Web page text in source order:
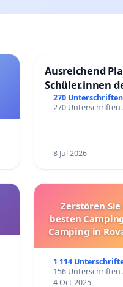
Ausreichend
Schüler.innen
Schönbergschule
270 Unterschriften
270 Unterschriften
8 Jul 2026
Zerstören
besten
Camping in
1 114
156 Unterschriften
4 Oct 2025